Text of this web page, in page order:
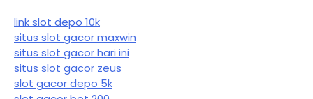
link slot depo 10k
situs slot gacor maxwin
situs slot gacor hari ini
situs slot gacor zeus
slot gacor depo 5k